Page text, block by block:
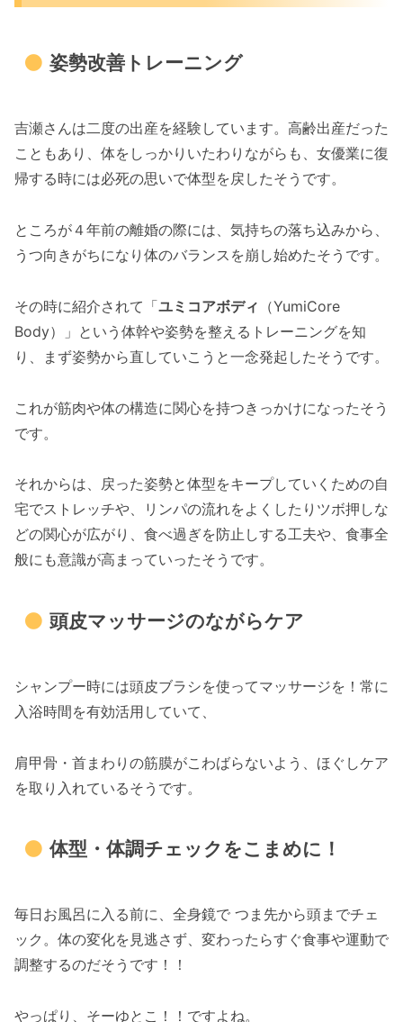
姿勢改善トレーニング
吉瀬さんは二度の出産を経験しています。高齢出産だった
こともあり、体をしっかりいたわりながらも、女優業に復
帰する時には必死の思いで体型を戻したそうです。
ところが４年前の離婚の際には、気持ちの落ち込みから、
うつ向きがちになり体のバランスを崩し始めたそうです。
その時に紹介されて「ユミコアボディ （YumiCore
Body）」という体幹や姿勢を整えるトレーニングを知
り、まず姿勢から直していこうと一念発起したそうです。
これが筋肉や体の構造に関心を持つきっかけになったそう
です。
それからは、戻った姿勢と体型をキープしていくための自
宅でストレッチや、リンパの流れをよくしたりツボ押しな
どの関心が広がり、食べ過ぎを防止しする工夫や、食事全
般にも意識が高まっていったそうです。
頭皮マッサージのながらケア
シャンプー時には頭皮ブラシを使ってマッサージを！常に
入浴時間を有効活用していて、
肩甲骨・首まわりの筋膜がこわばらないよう、ほぐしケア
を取り入れているそうです。
体型・体調チェックをこまめに！
毎日お風呂に入る前に、全身鏡で つま先から頭までチェ
ック。体の変化を見逃さず、変わったらすぐ食事や運動で
調整するのだそうです！！
やっぱり、そーゆとこ！！ですよね。